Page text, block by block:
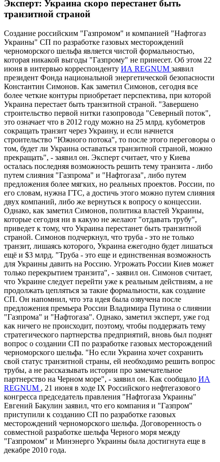
Эксперт: Украина скоро перестанет быть
транзитной страной
Создание российским "Газпромом" и компанией "Нафтогаз
Украины" СП по разработке газовых месторождений
черноморского шельфа является чистой формальностью,
которая никакой выгоды "Газпрому" не принесет. Об этом 22
июня в интервью корреспонденту ИА REGNUM заявил
президент Фонда национальной энергетической безопасности
Константин Симонов. Как заметил Симонов, сегодня все
более четкие контуры приобретает перспектива, при которой
Украина перестает быть транзитной страной. "Завершено
строительство первой нитки газопровода "Северный поток",
это означает что в 2012 году можно на 25 млрд. кубометров
сокращать транзит через Украину, и если начнется
строительство "Южного потока", то после этого переговоры о
том, будет ли Украина оставаться транзитной страной, можно
прекращать", - заявил он. Эксперт считает, что у Киева
осталась последняя возможность решить тему транзита - либо
путем слияния "Газпрома" и "Нафтогаза", либо путем
предложения более мягких, но реальных проектов. России, по
его словам, нужна ГТС, а достичь этого можно путем слияния
двух компаний, либо же вернуться к вопросу о концессии.
Однако, как заметил Симонов, политика властей Украины,
которые сегодня ни в какую не желают "отдавать трубу",
приведет к тому, что Украина перестанет быть транзитной
страной. Симонов подчеркнул, что труба - это не только
транзит, лишаясь которого, Украина ежегодно будет лишаться
ещё и $3 млрд. "Труба - это еще и единственная возможность
для Украины давить на Россию. Угрожать России Киев может
только перекрытием транзита", - заявил он. Симонов считает,
что Украине следует перейти уже к реальным действиям, а не
продолжать цепляться за такие формальности, как создание
СП. Он напомнил, что эта идея была озвучена после
предложения премьера России Владимира Путина о слиянии
"Газпрома" и "Нафтогаза". Однако, заметил эксперт, уже год
как ничего не происходит, поэтому, чтобы поддержать тему
стратегического партнерства предприятий, вновь был поднят
вопрос о создании СП по разработке газовых месторождений
черноморского шельфа. "Но если Украина хочет сохранить
свой статус транзитной страны, ей необходимо решить вопрос
трубы, а не рассказывать истории про замечательное
партнерство на Черном море", - заявил он. Как сообщало ИА
REGNUM , 21 июня в ходе IХ Российского нефтегазового
конгресса председатель правления "Нафтогаза Украины"
Евгений Бакулин заявил, что его компания и "Газпром"
приступили к созданию СП по разработке газовых
месторождений черноморского шельфа. Договоренность о
совместной разработке шельфа Черного моря между
"Газпромом" и Минэнерго Украины была достигнута еще в
декабре 2010 года.